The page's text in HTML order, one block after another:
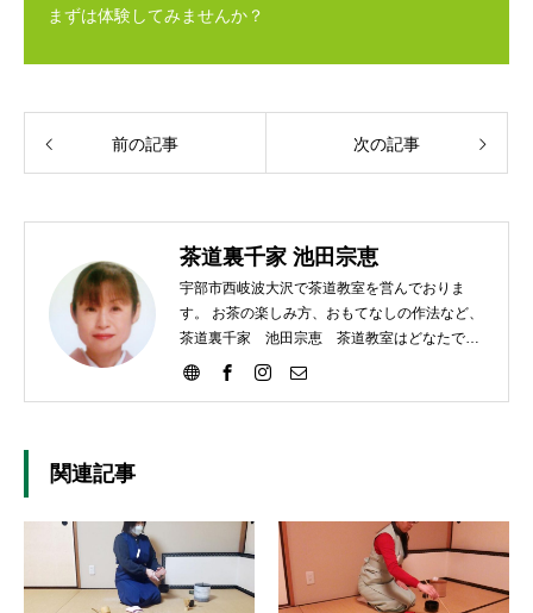
まずは体験してみませんか？
前の記事 次の記事
茶道裏千家 池田宗恵
宇部市西岐波大沢で茶道教室を営んでおりま
す。 お茶の楽しみ方、おもてなしの作法など、
茶道裏千家 池田宗恵 茶道教室はどなたでも
ご参加いただけます。
関連記事